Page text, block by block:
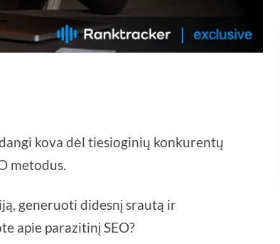
kova dėl tiesioginių konkurentų
metodus.
generuoti didesnį srautą ir
apie parazitinį SEO?